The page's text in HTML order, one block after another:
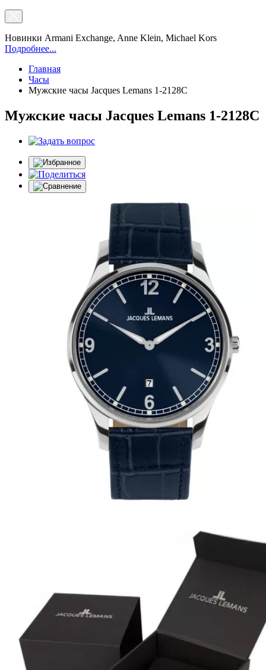
Новинки Armani Exchange, Anne Klein, Michael Kors
Подробнее...
Главная
Часы
Мужские часы Jacques Lemans 1-2128C
Мужские часы Jacques Lemans 1-2128C